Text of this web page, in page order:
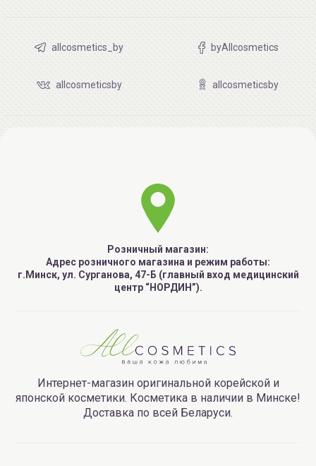
allcosmetics_by byAllcosmetics
allcosmeticsby allcosmeticsby
Розничный магазин:
Адрес розничного магазина и режим работы:
г.Минск, ул. Сурганова, 47-Б (главный вход медицинский
центр “НОРДИН”).
Интернет-магазин оригинальной корейской и
японской косметики. Косметика в наличии в Минске!
Доставка по всей Беларуси.